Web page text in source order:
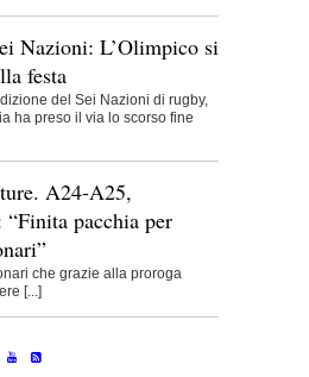
Nazioni: L’Olimpico si
festa
del Sei Nazioni di rugby,
ha preso il via lo scorso fine
A24-A25,
pacchia per
che grazie alla proroga
[...]